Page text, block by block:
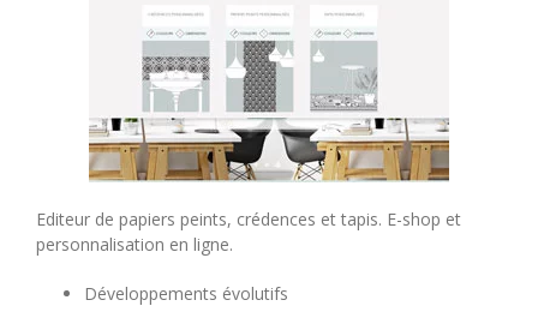
Editeur de papiers peints, crédences et tapis. E-shop et
personnalisation en ligne.
Développements évolutifs